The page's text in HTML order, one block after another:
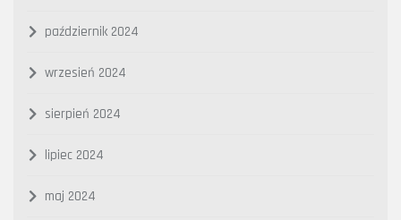
październik 2024
wrzesień 2024
sierpień 2024
lipiec 2024
maj 2024